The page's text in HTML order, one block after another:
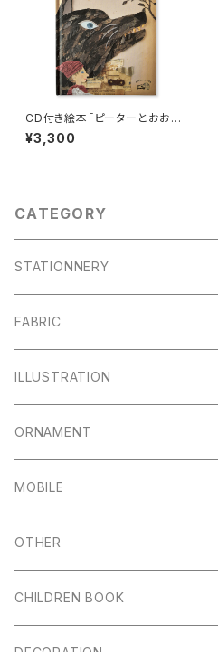
CD付き絵本「ピーターとおおか
み」
¥3,300
CATEGORY
STATIONNERY
FABRIC
ILLUSTRATION
ORNAMENT
MOBILE
OTHER
CHILDREN BOOK